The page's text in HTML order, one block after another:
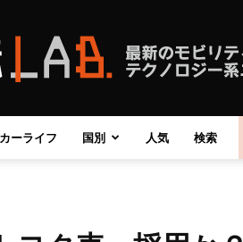
自
カーライフ 国別 人気 検索